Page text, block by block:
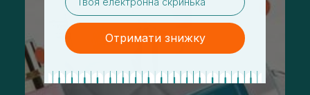
Отримати знижку